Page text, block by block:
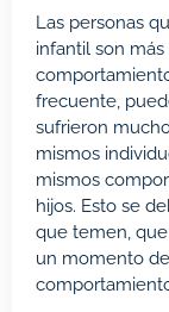
Las personas
infantil son
frecuente,
sufrieron
mismos
mismos
hijos. Esto se
que temen,
un momento